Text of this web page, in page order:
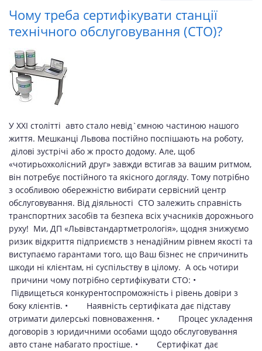
Чому треба сертифікувати станції
технічного обслуговування (СТО)?
У XXI столітті авто стало невід`ємною частиною нашого
життя. Мешканці Львова постійно поспішають на роботу,
ділові зустрічі або ж просто додому. Але, щоб
«чотирьохколісний друг» завжди встигав за вашим ритмом,
він потребує постійного та якісного догляду. Тому потрібно
з особливою обережністю вибирати сервісний центр
обслуговування. Від діяльності СТО залежить справність
транспортних засобів та безпека всіх учасників дорожнього
руху! Ми, ДП «Львівстандартметрологія», щодня знижуємо
ризик відкриття підприємств з ненадійним рівнем якості та
виступаємо гарантами того, що Ваш бізнес не спричинить
шкоди ні клієнтам, ні суспільству в цілому. А ось чотири
причини чому потрібно сертифікувати СТО: •
Підвищеться конкурентоспроможність і рівень довіри з
боку клієнтів. • Наявність сертифіката дає підставу
отримати дилерські повноваження. • Процес укладення
договорів з юридичними особами щодо обслуговування
авто стане набагато простіше. • Сертифікат дає